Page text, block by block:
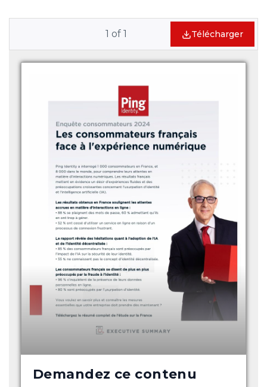
1 of 1 Télécharger
Demandez ce contenu